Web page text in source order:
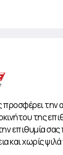
προσφέρει
της
επιθυμία
και χωρίς